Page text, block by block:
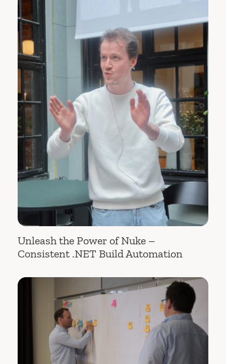
Unleash the Power of Nuke –
Consistent .NET Build Automation